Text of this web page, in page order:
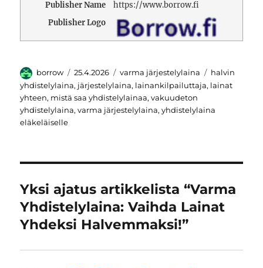
Publisher Name
https://www.borrow.fi
Publisher Logo
Kirjoittaja
borrow Julkaistu
25.4.2026 Kategoriat
varma järjestelylaina Avainsanat
halvin
yhdistelylaina, järjestelylaina, lainankilpailuttaja, lainat
yhteen, mistä saa yhdistelylainaa,vakuudeton
yhdistelylaina,varma järjestelylaina,yhdistelylaina
eläkeläiselle
Yksi ajatus artikkelista “Varma
Yhdistelylaina: Vaihda Lainat
Yhdeksi Halvemmaksi!”